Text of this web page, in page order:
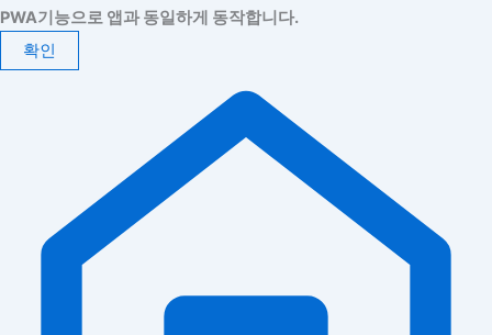
PWA기능으로 앱과 동일하게 동작합니다.
확인